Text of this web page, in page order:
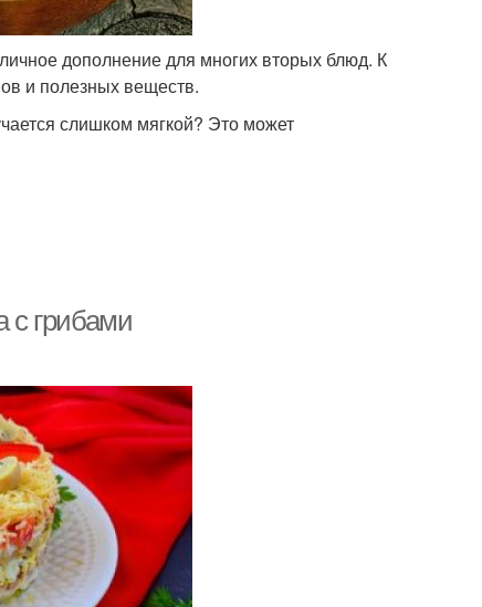
дополнение для многих вторых блюд. К
и полезных веществ.
слишком мягкой? Это может
с грибами